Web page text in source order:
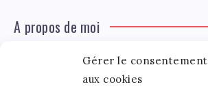
Gérer le consentement
aux cookies
A propos de moi
Léa Tinger
Fondatrice